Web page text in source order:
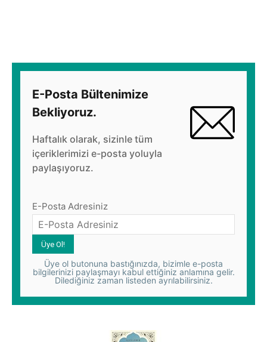
E-Posta Bültenimize
Bekliyoruz.
Haftalık olarak, sizinle tüm
içeriklerimizi e-posta yoluyla
paylaşıyoruz.
E-Posta Adresiniz
Üye ol butonuna bastığınızda, bizimle e-posta
bilgilerinizi paylaşmayı kabul ettiğiniz anlamına gelir.
Dilediğiniz zaman listeden ayrılabilirsiniz.